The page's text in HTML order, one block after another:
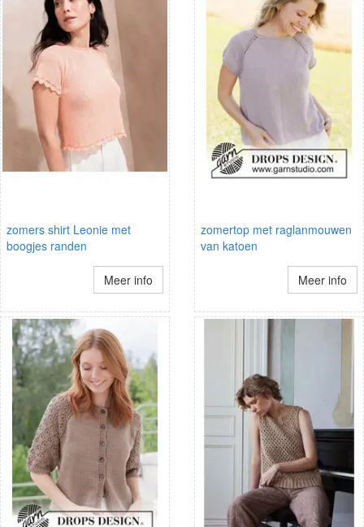
zomers shirt Leonie met
boogjes randen
Meer info
zomertop met raglanmouwen
van katoen
Meer info